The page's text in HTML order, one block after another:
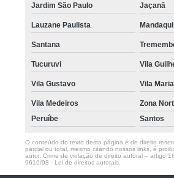
Jardim São Paulo Jaçanã
Lauzane Paulista Mandaqui
Santana
Tucuruvi Vila
Vila Gustavo Vila Maria
Vila Medeiros
Zona
Peruíbe
Santos
O conteúdo do texto desta página é de direito
parcial ou total, mesmo citando nossos links, é
autor. Crime de violação de direito autoral – artigo
9610/98 - Lei de direitos autorais